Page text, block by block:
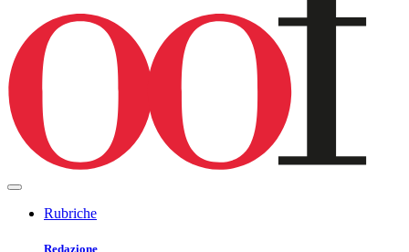
Rubriche
Redazione